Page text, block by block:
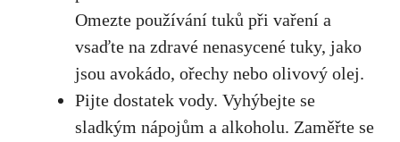
Omezte používání tuků při vaření a​
vsaďte na zdravé⁣ nenasycené tuky, jako
jsou avokádo,⁣ ořechy nebo olivový olej.
Pijte dostatek ⁤vody. Vyhýbejte se
sladkým nápojům⁣ a ​alkoholu.​ Zaměřte se ​